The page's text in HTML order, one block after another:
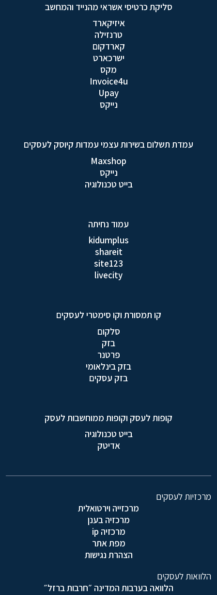
סליקת כרטיסי אשראי מהנייד והמחשב
איזיקארד
טרנזילה
קארדקום
ישרכארט
מקס
Invoice4u
Upay
נייקס
עמדת תשלום בשירות עצמי עמדות קיוסק לעסקים
Maxshop
נייקס
בייט טכנולוגיה
עמוד נחיתה
kidumplus
shareit
site123
livecity
קו תמסורת וקו סימטרי לעסקים
סלקום
בזק
פרטנר
בזק בינלאומי
בזק עסקים
קופות לעסק וקופות ממוחשבות לעסק
בייט טכנולוגיה
אדיטק
מרכזיות לעסקים
מרכזייה וירטואלית
מרכזיה בענן
מרכזיה ip
מפת אתר
הצהרת נגישות
הלוואות לעסקים
הלוואה בערבות המדינה ״חרבות ברזל״